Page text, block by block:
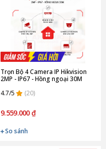
Trọn Bộ 4 Camera IP Hikvision
2MP - IP67 - Hồng ngoại 30M
4.7/5
(20)
9.559.000 ₫
So sánh